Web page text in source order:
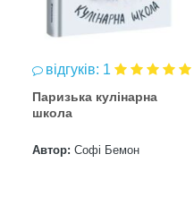
відгуків: 1
Паризька кулінарна
школа
Автор: Софі Бемон